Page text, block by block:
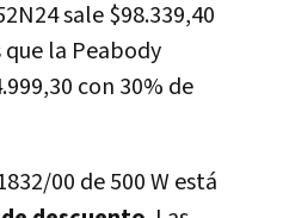
sale $98.339,40
la Peabody
con 30% de
00 de 500 W está